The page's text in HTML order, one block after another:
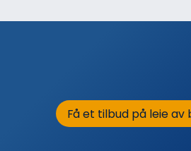
Få et tilbud på leie av